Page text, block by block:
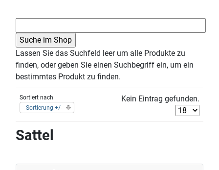
Lassen Sie das Suchfeld leer um alle Produkte zu
finden, oder geben Sie einen Suchbegriff ein, um ein
bestimmtes Produkt zu finden.
Sortiert nach
Sortierung +/-
Kein Eintrag gefunden.
Sattel